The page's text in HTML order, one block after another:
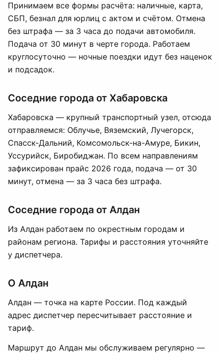
Принимаем все формы расчёта: наличные, карта,
СБП, безнал для юрлиц с актом и счётом. Отмена
без штрафа — за 3 часа до подачи автомобиля.
Подача от 30 минут в черте города. Работаем
круглосуточно — ночные поездки идут без наценок
и подсадок.
Соседние города от Хабаровска
Хабаровска — крупный транспортный узел, отсюда
отправляемся: Облучье, Вяземский, Лучегорск,
Спасск-Дальний, Комсомольск-на-Амуре, Бикин,
Уссурийск, Биробиджан. По всем направлениям
зафиксирован прайс 2026 года, подача — от 30
минут, отмена — за 3 часа без штрафа.
Соседние города от Алдан
Из Алдан работаем по окрестным городам и
районам региона. Тарифы и расстояния уточняйте
у диспетчера.
О Алдан
Алдан — точка на карте России. Под каждый
адрес диспетчер пересчитывает расстояние и
тариф.
Маршрут до Алдан мы обслуживаем регулярно —